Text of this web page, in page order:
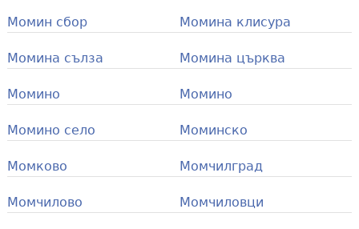
Момин сбор Момина клисура
Момина сълза Момина църква
Момино Момино
Момино село Моминско
Момково Момчилград
Момчилово Момчиловци